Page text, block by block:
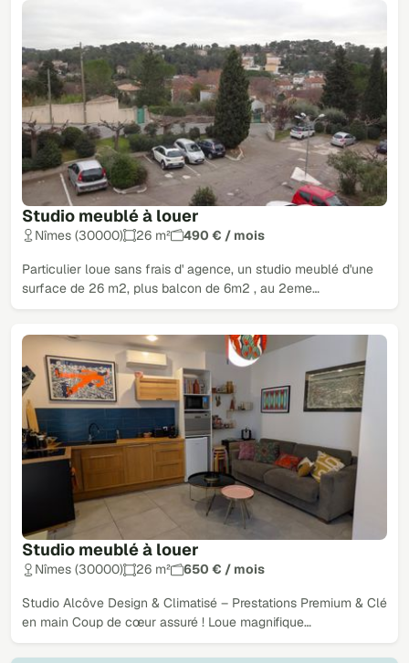
Studio meublé à louer
Nîmes (30000) 26 m² 490 € / mois
Particulier loue sans frais d' agence, un studio meublé d'une
surface de 26 m2, plus balcon de 6m2 , au 2eme…
Studio meublé à louer
Nîmes (30000) 26 m² 650 € / mois
Studio Alcôve Design & Climatisé – Prestations Premium & Clé
en main Coup de cœur assuré ! Loue magnifique…